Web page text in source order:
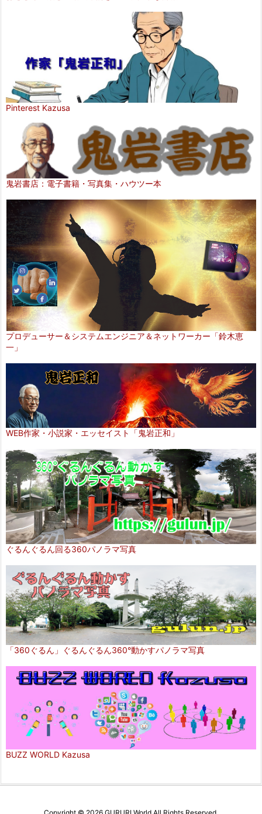
Pinterest Kazusa
鬼岩書店：電子書籍・写真集・ハウツー本
プロデューサー＆システムエンジニア＆ネットワーカー「鈴木恵
一」
WEB作家・小説家・エッセイスト「鬼岩正和」
ぐるんぐるん回る360パノラマ写真
「360ぐるん」ぐるんぐるん360°動かすパノラマ写真
BUZZ WORLD Kazusa